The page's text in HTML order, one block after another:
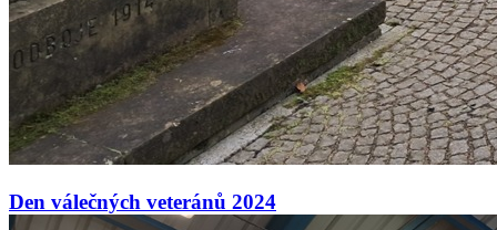
Den válečných veteránů 2024